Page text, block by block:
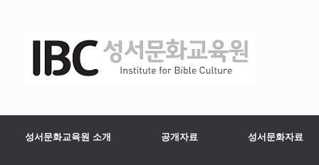
성서문화교육원 소개 공개자료 성서문화자료